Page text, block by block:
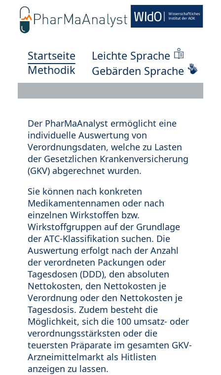
Startseite
Methodik
Leichte Sprache
Gebärden Sprache
Der PharMaAnalyst ermöglicht eine
individuelle Auswertung von
Verordnungsdaten, welche zu Lasten
der Gesetzlichen Krankenversicherung
(GKV) abgerechnet wurden.
Sie können nach konkreten
Medikamentennamen oder nach
einzelnen Wirkstoffen bzw.
Wirkstoffgruppen auf der Grundlage
der ATC-Klassifikation suchen. Die
Auswertung erfolgt nach der Anzahl
der verordneten Packungen oder
Tagesdosen (DDD), den absoluten
Nettokosten, den Nettokosten je
Verordnung oder den Nettokosten je
Tagesdosis. Zudem besteht die
Möglichkeit, sich die 100 umsatz- oder
verordnungsstärksten oder die
teuersten Präparate im gesamten GKV-
Arzneimittelmarkt als Hitlisten
anzeigen zu lassen.